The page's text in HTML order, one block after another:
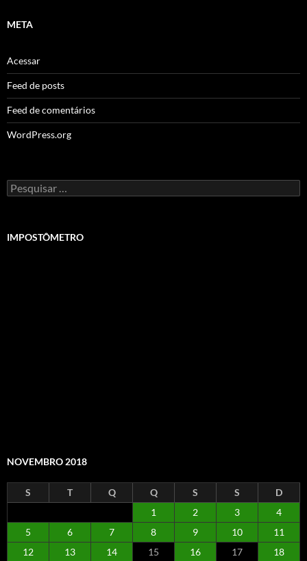
META
Acessar
Feed de posts
Feed de comentários
WordPress.org
Pesquisar
por:
IMPOSTÔMETRO
NOVEMBRO 2018
S T Q Q S S
D
1
2 3
4
5
6 7 8 9 10
11
12
13 14 15 16 17
18